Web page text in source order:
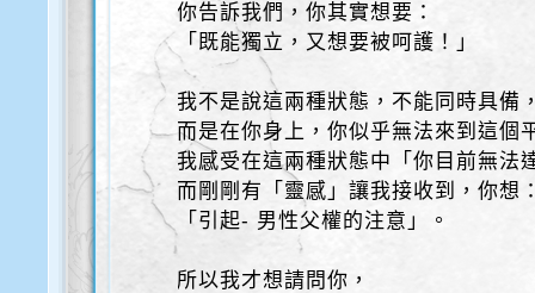
你告訴我們，你其實想要：
「既能獨立，又想要被呵護！」
我不是說這兩種狀態，不能同時具備
而是在你身上，你似乎無法來到這個
我感受在這兩種狀態中「你目前無法
而剛剛有「靈感」讓我接收到，你想
「引起- 男性父權的注意」。
所以我才想請問你，